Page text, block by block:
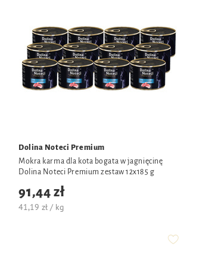
Dolina Noteci Premium
Mokra karma dla kota bogata w jagnięcinę
Dolina Noteci Premium zestaw 12x185 g
91,44 zł
41,19 zł / kg